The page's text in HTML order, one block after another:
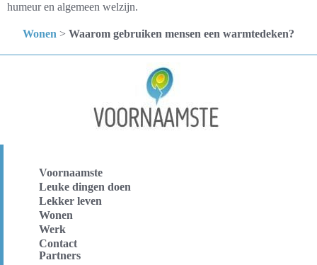
humeur en algemeen welzijn.
Wonen > Waarom gebruiken mensen een warmtedeken?
Voornaamste
Leuke dingen doen
Lekker leven
Wonen
Werk
Contact
Partners